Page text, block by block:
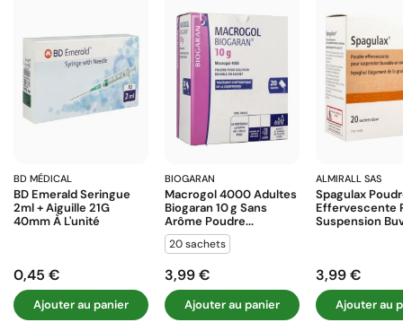
BD MÉDICAL
BD Emerald Seringue
2ml + Aiguille 21G
40mm À L'unité
Prix
0,45 €
Ajouter au panier
BIOGARAN
Macrogol 4000 Adultes
Biogaran 10 G Sans
Arôme Poudre...
20 sachets
Prix
3,99 €
Ajouter au panier
ALMIRALL SAS
Spagulax
Effervescente
Suspension
Prix
3,99 €
Ajouter au